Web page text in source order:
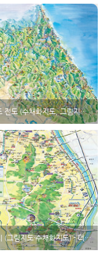
강원도 전도 (수채화지도, 그림지도 제작) - 더그린맵
광명시 (그림지도·수채화지도) - 더그린맵